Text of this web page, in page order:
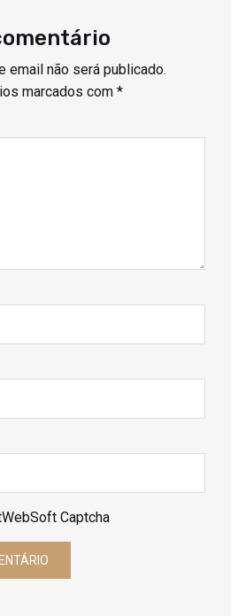
email não será publicado.
marcados com *
Captcha